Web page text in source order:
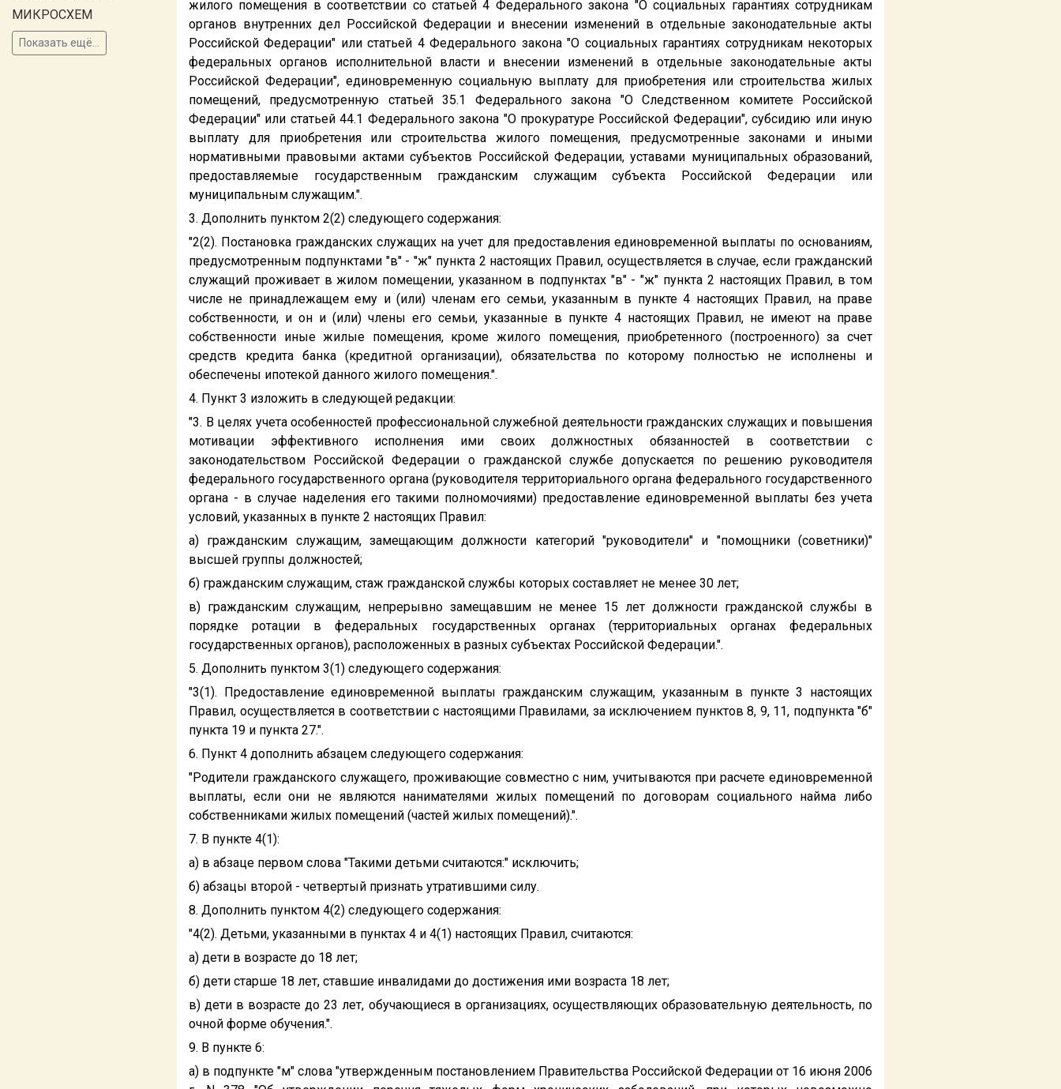
МИКРОСХЕМ
Показать ещё...
жилого помещения в соответствии со статьей 4 Федерального закона "О социальных гарантиях сотрудникам
органов внутренних дел Российской Федерации и внесении изменений в отдельные законодательные акты
Российской Федерации" или статьей 4 Федерального закона "О социальных гарантиях сотрудникам некоторых
федеральных органов исполнительной власти и внесении изменений в отдельные законодательные акты
Российской Федерации", единовременную социальную выплату для приобретения или строительства жилых
помещений, предусмотренную статьей 35.1 Федерального закона "О Следственном комитете Российской
Федерации" или статьей 44.1 Федерального закона "О прокуратуре Российской Федерации", субсидию или иную
выплату для приобретения или строительства жилого помещения, предусмотренные законами и иными
нормативными правовыми актами субъектов Российской Федерации, уставами муниципальных образований,
предоставляемые государственным гражданским служащим субъекта Российской Федерации или
муниципальным служащим.".
3. Дополнить пунктом 2(2) следующего содержания:
"2(2). Постановка гражданских служащих на учет для предоставления единовременной выплаты по основаниям,
предусмотренным подпунктами "в" - "ж" пункта 2 настоящих Правил, осуществляется в случае, если гражданский
служащий проживает в жилом помещении, указанном в подпунктах "в" - "ж" пункта 2 настоящих Правил, в том
числе не принадлежащем ему и (или) членам его семьи, указанным в пункте 4 настоящих Правил, на праве
собственности, и он и (или) члены его семьи, указанные в пункте 4 настоящих Правил, не имеют на праве
собственности иные жилые помещения, кроме жилого помещения, приобретенного (построенного) за счет
средств кредита банка (кредитной организации), обязательства по которому полностью не исполнены и
обеспечены ипотекой данного жилого помещения.".
4. Пункт 3 изложить в следующей редакции:
"3. В целях учета особенностей профессиональной служебной деятельности гражданских служащих и повышения
мотивации эффективного исполнения ими своих должностных обязанностей в соответствии с
законодательством Российской Федерации о гражданской службе допускается по решению руководителя
федерального государственного органа (руководителя территориального органа федерального государственного
органа - в случае наделения его такими полномочиями) предоставление единовременной выплаты без учета
условий, указанных в пункте 2 настоящих Правил:
а) гражданским служащим, замещающим должности категорий "руководители" и "помощники (советники)"
высшей группы должностей;
б) гражданским служащим, стаж гражданской службы которых составляет не менее 30 лет;
в) гражданским служащим, непрерывно замещавшим не менее 15 лет должности гражданской службы в
порядке ротации в федеральных государственных органах (территориальных органах федеральных
государственных органов), расположенных в разных субъектах Российской Федерации.".
5. Дополнить пунктом 3(1) следующего содержания:
"3(1). Предоставление единовременной выплаты гражданским служащим, указанным в пункте 3 настоящих
Правил, осуществляется в соответствии с настоящими Правилами, за исключением пунктов 8, 9, 11, подпункта "б"
пункта 19 и пункта 27.".
6. Пункт 4 дополнить абзацем следующего содержания:
"Родители гражданского служащего, проживающие совместно с ним, учитываются при расчете единовременной
выплаты, если они не являются нанимателями жилых помещений по договорам социального найма либо
собственниками жилых помещений (частей жилых помещений).".
7. В пункте 4(1):
а) в абзаце первом слова "Такими детьми считаются:" исключить;
б) абзацы второй - четвертый признать утратившими силу.
8. Дополнить пунктом 4(2) следующего содержания:
"4(2). Детьми, указанными в пунктах 4 и 4(1) настоящих Правил, считаются:
а) дети в возрасте до 18 лет;
б) дети старше 18 лет, ставшие инвалидами до достижения ими возраста 18 лет;
в) дети в возрасте до 23 лет, обучающиеся в организациях, осуществляющих образовательную деятельность, по
очной форме обучения.".
9. В пункте 6:
а) в подпункте "м" слова "утвержденным постановлением Правительства Российской Федерации от 16 июня 2006